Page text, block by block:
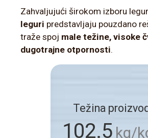
Zahvaljujući širokom izboru
leguri predstavljaju pouzdano
traže spoj male težine, visoke
dugotrajne otpornosti.
Težina
102.5 kg/